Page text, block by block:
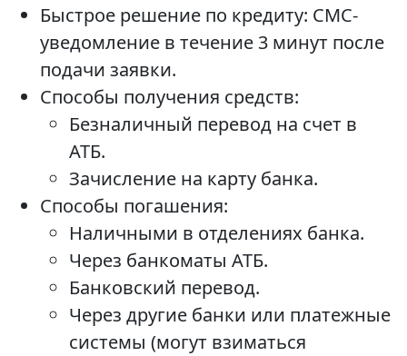
Быстрое решение по кредиту: СМС-
уведомление в течение 3 минут после
подачи заявки.
Способы получения средств:
Безналичный перевод на счет в
АТБ.
Зачисление на карту банка.
Способы погашения:
Наличными в отделениях банка.
Через банкоматы АТБ.
Банковский перевод.
Через другие банки или платежные
системы (могут взиматься